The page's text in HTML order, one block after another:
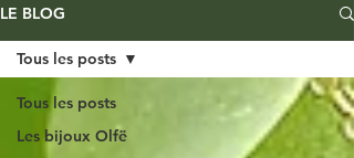
LE BLOG
Tous les posts
Les bijoux Olfë
Tous les posts